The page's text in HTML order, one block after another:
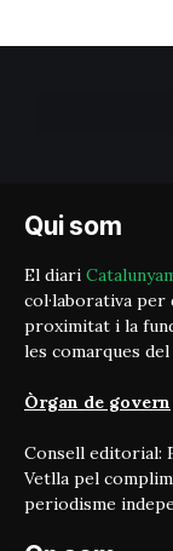
Qui som
El diari
col·laborativa per
proximitat i la
les comarques
Òrgan de govern
Consell editorial:
Vetlla pel
periodisme